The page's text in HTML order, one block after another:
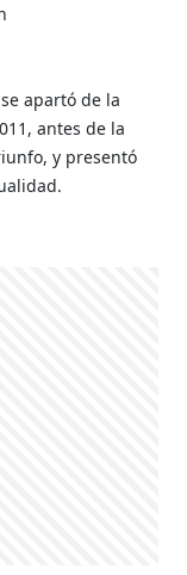
apartó de la
antes de la
y presentó